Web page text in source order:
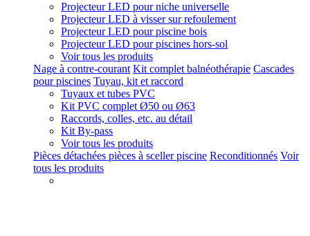
Projecteur LED pour niche universelle
Projecteur LED à visser sur refoulement
Projecteur LED pour piscine bois
Projecteur LED pour piscines hors-sol
Voir tous les produits
Nage à contre-courant Kit complet balnéothérapie Cascades
pour piscines Tuyau, kit et raccord
Tuyaux et tubes PVC
Kit PVC complet Ø50 ou Ø63
Raccords, colles, etc. au détail
Kit By-pass
Voir tous les produits
Pièces détachées pièces à sceller piscine Reconditionnés Voir
tous les produits